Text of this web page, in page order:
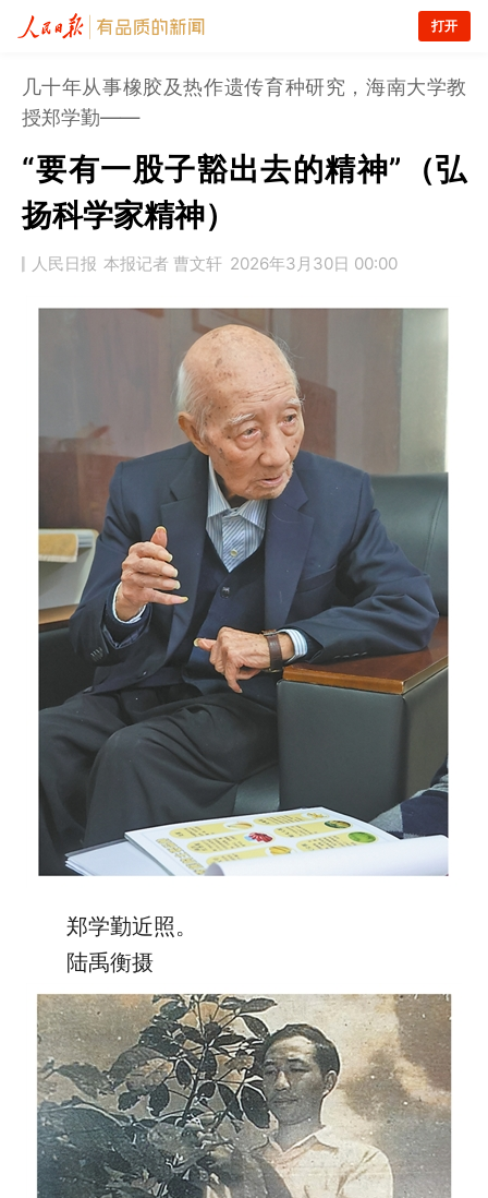
打开
几十年从事橡胶及热作遗传育种研究，海南大学教
授郑学勤——
“要有一股子豁出去的精神”（弘
扬科学家精神）
人民日报 本报记者 曹文轩 2026年3月30日 00:00
郑学勤近照。
陆禹衡摄